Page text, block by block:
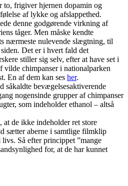
to, frigiver hjernen dopamin og
af lykke og afslappethed.
denne godgørende virkning af
tåger. Men måske kendte
nærmeste nulevende slægtning, til
Det er i hvert fald det
stiller sig selv, efter at have set i
vilde chimpanser i nationalparken
En af dem kan ses her.
såkaldte bevægelsesaktiverende
nogensinde grupper af chimpanser
som indeholder ethanol – altså
de ikke indeholder ret store
sætter aberne i samtlige filmklip
Så efter princippet ”mange
for, at de har kunnet